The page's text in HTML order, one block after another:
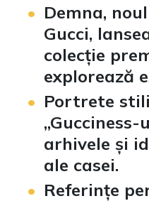
Demna,
Gucci,
colecție
explorează
Portrete
arhivele și
ale casei.
Referințe